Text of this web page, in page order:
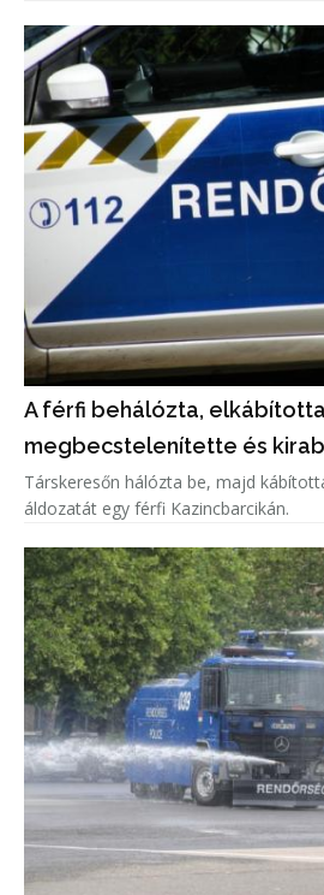
A férfi behálózta,
megbecstelenítette és
Társkeresőn hálózta be, majd
áldozatát egy férfi Kazincbarcikán.